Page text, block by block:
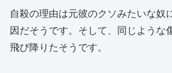
自殺の理由は元彼のクソみたいな奴
因だそうです。そして、同じような
飛び降りたそうです。